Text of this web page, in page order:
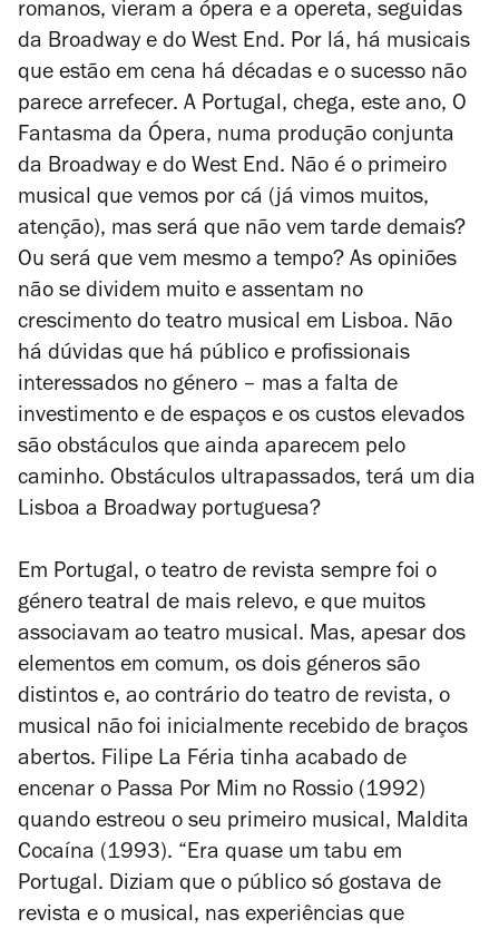
romanos, vieram a ópera e a opereta, seguidas
da Broadway e do West End. Por lá, há musicais
que estão em cena há décadas e o sucesso não
parece arrefecer. A Portugal, chega, este ano, O
Fantasma da Ópera, numa produção conjunta
da Broadway e do West End. Não é o primeiro
musical que vemos por cá (já vimos muitos,
atenção), mas será que não vem tarde demais?
Ou será que vem mesmo a tempo? As opiniões
não se dividem muito e assentam no
crescimento do teatro musical em Lisboa. Não
há dúvidas que há público e profissionais
interessados no género – mas a falta de
investimento e de espaços e os custos elevados
são obstáculos que ainda aparecem pelo
caminho. Obstáculos ultrapassados, terá um dia
Lisboa a Broadway portuguesa?
Em Portugal, o teatro de revista sempre foi o
género teatral de mais relevo, e que muitos
associavam ao teatro musical. Mas, apesar dos
elementos em comum, os dois géneros são
distintos e, ao contrário do teatro de revista, o
musical não foi inicialmente recebido de braços
abertos. Filipe La Féria tinha acabado de
encenar o Passa Por Mim no Rossio (1992)
quando estreou o seu primeiro musical, Maldita
Cocaína (1993). “Era quase um tabu em
Portugal. Diziam que o público só gostava de
revista e o musical, nas experiências que